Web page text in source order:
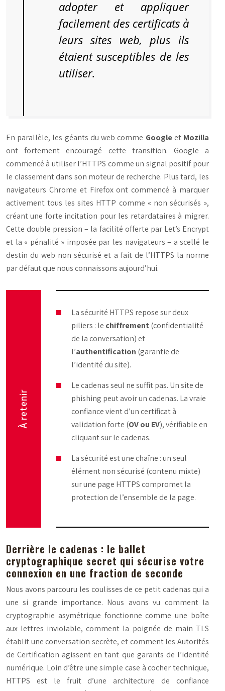
adopter et appliquer
facilement des certificats à
leurs sites web, plus ils
étaient susceptibles de les
utiliser.
En parallèle, les géants du web comme Googleet Mozilla
ont fortement encouragé cette transition. Google a
commencé à utiliser l’HTTPS comme un signal positif pour
le classement dans son moteur de recherche. Plus tard, les
navigateurs Chrome et Firefox ont commencé à marquer
activement tous les sites HTTP comme « non sécurisés »,
créant une forte incitation pour les retardataires à migrer.
Cette double pression – la facilité offerte par Let’s Encrypt
et la « pénalité » imposée par les navigateurs – a scellé le
destin du web non sécurisé et a fait de l’HTTPS la norme
par défaut que nous connaissons aujourd’hui.
À retenir
La sécurité HTTPS repose sur deux
piliers : le chiffrement(confidentialité
de la conversation) et
l’authentification (garantie de
l’identité du site).
Le cadenas seul ne suffit pas. Un site de
phishing peut avoir un cadenas. La vraie
confiance vient d’un certificat à
validation forte (OV ou EV), vérifiable en
cliquant sur le cadenas.
La sécurité est une chaîne : un seul
élément non sécurisé (contenu mixte)
sur une page HTTPS compromet la
protection de l’ensemble de la page.
Derrière le cadenas : le ballet
cryptographique secret qui sécurise votre
connexion en une fraction de seconde
Nous avons parcouru les coulisses de ce petit cadenas qui a
une si grande importance. Nous avons vu comment la
cryptographie asymétrique fonctionne comme une boîte
aux lettres inviolable, comment la poignée de main TLS
établit une conversation secrète, et comment les Autorités
de Certification agissent en tant que garants de l’identité
numérique. Loin d’être une simple case à cocher technique,
HTTPS est le fruit d’une architecture de confiance